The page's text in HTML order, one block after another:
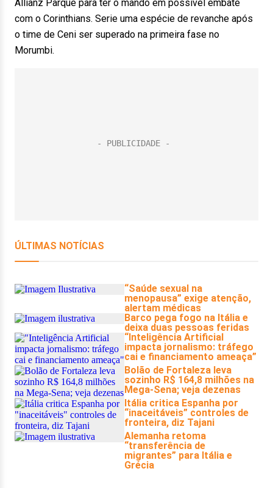
Allianz Parque para ter o mando em possível embate
com o Corinthians. Serie uma espécie de revanche após
o time de Ceni ser superado na primeira fase no
Morumbi.